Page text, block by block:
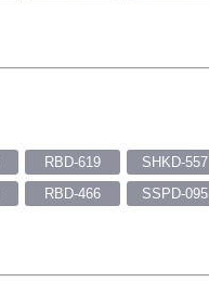
RBD-619
SHKD-557
RBD-466
SSPD-095